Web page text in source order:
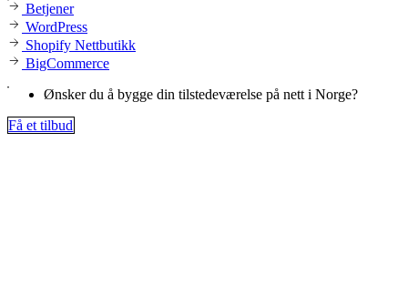
Betjener
WordPress
Shopify Nettbutikk
BigCommerce
Ønsker du å bygge din tilstedeværelse på nett i Norge?
Få et tilbud